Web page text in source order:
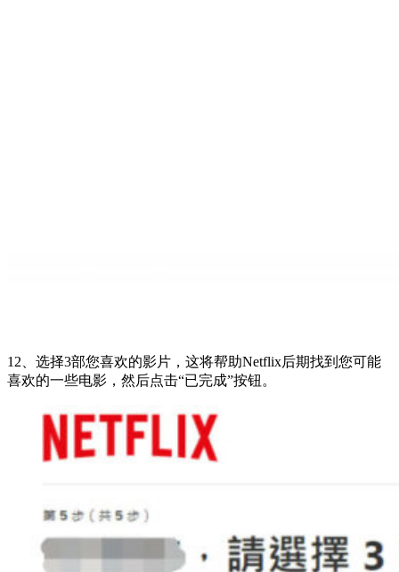
12、选择3部您喜欢的影片，这将帮助Netflix后期找到您可能
喜欢的一些电影，然后点击“已完成”按钮。